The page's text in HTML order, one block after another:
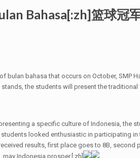
Bahasa[:zh]篮球冠
bulan bahasa that occurs on October, SMP
stands, the students will present the
a specific culture of Indonesia, the
looked enthusiastic in participating
results, first place goes to 8B,
may Indonesia prosper.[:zh]